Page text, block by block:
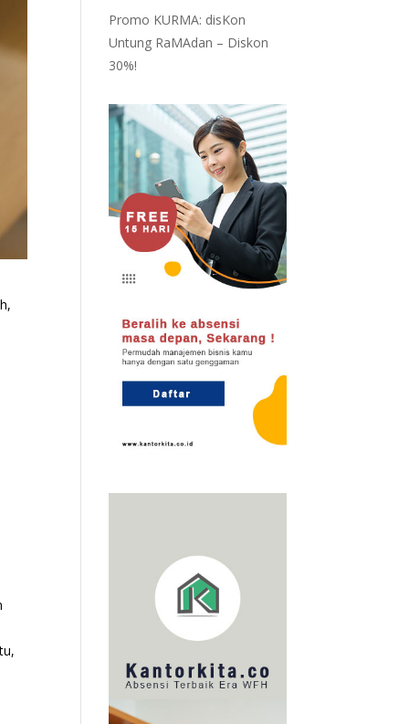
Promo KURMA: disKon
Untung RaMAdan – Diskon
30%!